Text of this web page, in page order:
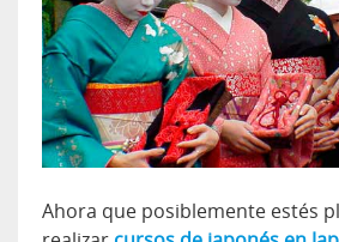
Ahora que posiblemente estés